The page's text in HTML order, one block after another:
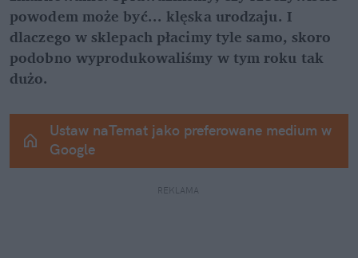
powodem może być... klęska urodzaju. I
dlaczego w sklepach płacimy tyle samo, skoro
podobno wyprodukowaliśmy w tym roku tak
dużo.
Ustaw naTemat jako preferowane medium w
Google
REKLAMA